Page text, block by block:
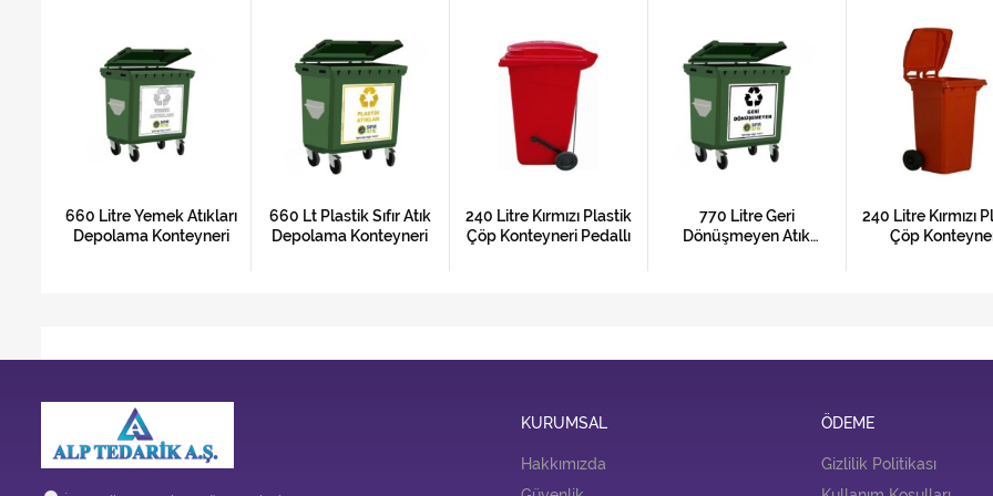
660 Litre Yemek Atıkları
Depolama Konteyneri
660 Lt Plastik Sıfır Atık
Depolama Konteyneri
240 Litre Kırmızı Plastik
Çöp Konteyneri Pedallı
770 Litre Geri
Dönüşmeyen Atık
240 Litre Kırmızı
Çöp
KURUMSAL
Hakkımızda
ÖDEME
Gizlilik Politikası